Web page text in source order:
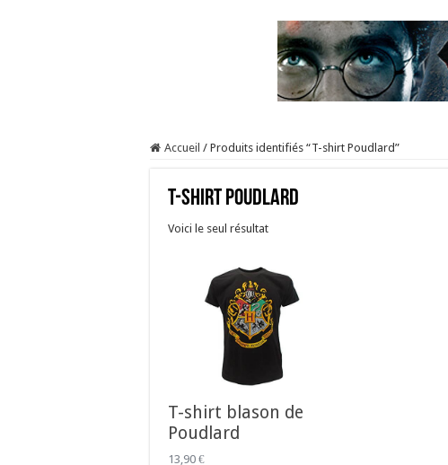
Accueil / Produits identifiés “T-shirt Poudlard”
T-shirt Poudlard
Voici le seul résultat
T-shirt blason de
Poudlard
13,90 €